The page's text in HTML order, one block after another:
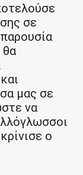
σε
θα
μας σε
να
ο